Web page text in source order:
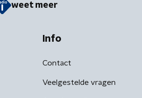
weet meer
Info
Contact
Veelgestelde vragen